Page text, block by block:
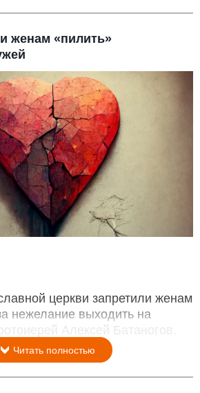
женам «пилить»
церкви запретили женам
нежелание выходить на
Алексей Батаногов.
Читать полностью